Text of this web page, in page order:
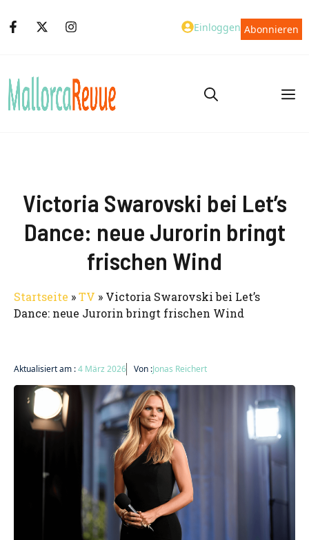
Zum
Inhalt
Einloggen Abonnieren
Victoria Swarovski bei Let’s
Dance: neue Jurorin bringt
frischen Wind
Startseite »TV » Victoria Swarovski bei Let’s
Dance: neue Jurorin bringt frischen Wind
Aktualisiert am :4 März 2026 Von :Jonas Reichert